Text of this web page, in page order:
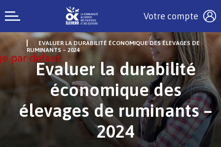
Votre compte
EVALUER LA DURABILITÉ ÉCONOMIQUE DES ÉLEVAGES DE
RUMINANTS – 2024
Evaluer la durabilité
économique des
élevages de ruminants –
2024